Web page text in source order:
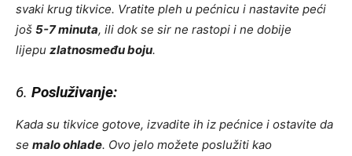
svaki krug tikvice. Vratite pleh u pećnicu i nastavite peći
još 5-7 minuta, ili dok se sir ne rastopi i ne dobije
lijepu zlatnosmeđu boju.
6. Posluživanje:
Kada su tikvice gotove, izvadite ih iz pećnice i ostavite da
se malo ohlade. Ovo jelo možete poslužiti kao